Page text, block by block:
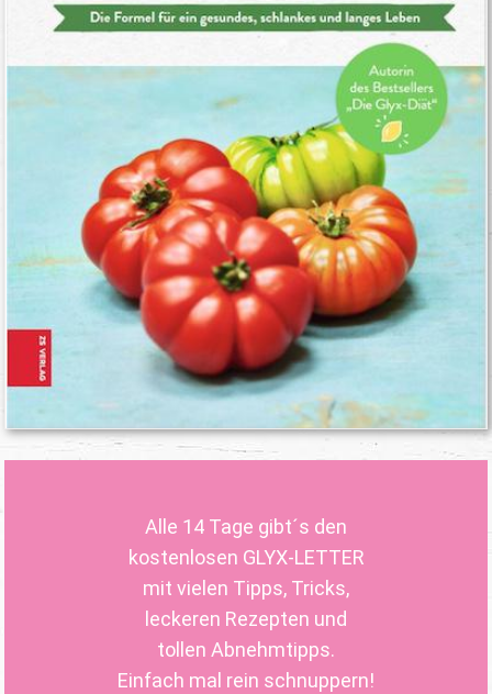
Alle 14 Tage gibt´s den
kostenlosen GLYX-LETTER
mit vielen Tipps, Tricks,
leckeren Rezepten und
tollen Abnehmtipps.
Einfach mal rein schnuppern!